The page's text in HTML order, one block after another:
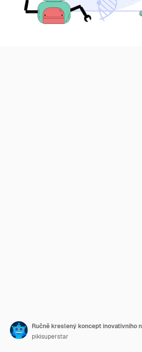
Ručně kreslený koncept inovativního
pikisuperstar